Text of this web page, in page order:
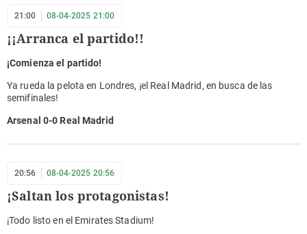
21:00 08-04-2025 21:00
¡¡Arranca el partido!!
¡Comienza el partido!
Ya rueda la pelota en Londres, ¡el Real Madrid, en busca de las
semifinales!
Arsenal 0-0 Real Madrid
20:56 08-04-2025 20:56
¡Saltan los protagonistas!
¡Todo listo en el Emirates Stadium!